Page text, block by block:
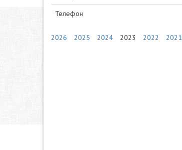
Телефон
2026 2025 2024 2023 2022 2021